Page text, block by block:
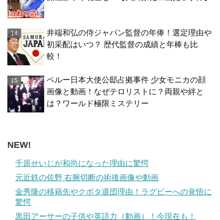
井端和弘の侍ジャパン監督の年俸！選定理由や
初采配はいつ？ 歴代監督の成績と年棒も比
較！
ペルー日本大使公邸占拠事件 少女モニカの顔
画像と動画！なぜテロリストに？両親や絆と
は？ワールド極限ミステリー
NEW!
千原せいじが和尚になった理由に驚愕
元近鉄の佐野 右腕切断の術後画像や動画
金秀隆の移籍先やクボタ退団理由！ラグビーへの覚悟に
驚愕
黒田アーサーの子供や英語力（動画）！今現在も！